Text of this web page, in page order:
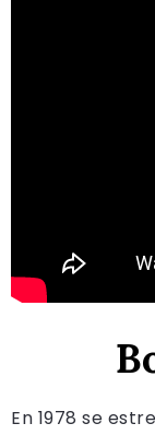
En 1978 se